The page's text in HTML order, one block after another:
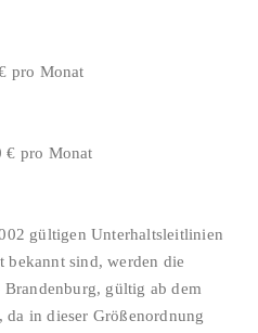
151,00 € pro Monat
134,00 € pro Monat
gültigen Unterhaltsleitlinien
bekannt sind, werden die
gültig ab dem